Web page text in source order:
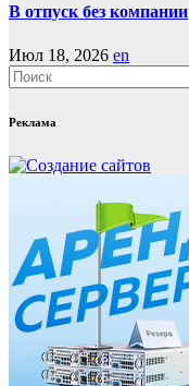
В отпуск без компании
Июл 18, 2026 en
Реклама